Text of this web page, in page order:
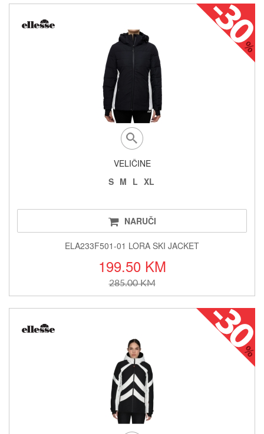
VELIČINE
S M L XL
NARUČI
ELA233F501-01 LORA SKI JACKET
199.50 KM
285.00 KM